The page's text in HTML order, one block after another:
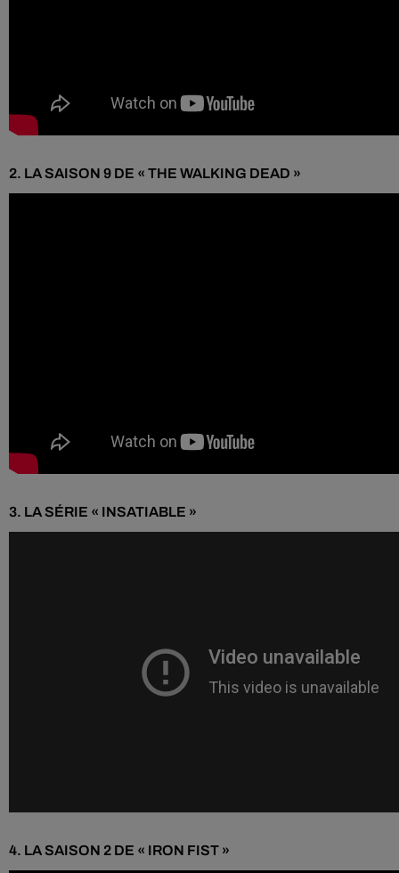
2. LASAISON 9 DE « THE WALKING DEAD »
3. LASÉRIE « INSATIABLE »
4. LA SAISON 2 DE « IRON FIST »